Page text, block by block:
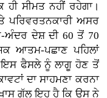
ਸੀਮਤ ਨਹੀਂ ਰਹੇਗਾ।
ਅਸਰ
ਅੰਦਰ ਦੇਸ਼ ਦੀ 60 ਤੋਂ 70
ਆਤਮ-ਪਛਾਣ ਪਹਿਲਾਂ
ਇਸ ਫੈਸਲੇ ਨੂੰ ਲਾਗੂ ਹੋਣ ਤੋਂ
ਦਾ ਸਾਹਮਣਾ ਕਰਨਾ
ਗੱਲ ਇਹ ਹੈ ਕਿ ਉਸ ਨੇ